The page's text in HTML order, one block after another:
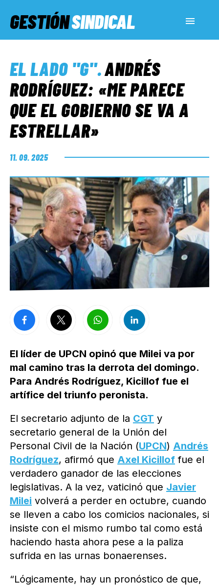
GESTIÓNSINDICAL
SERVICIOS SOCIALES
INFORMES ESPECIALES
FUERA DE MEGÁFONO
EL LADO «G»
EL LADO "G".ANDRÉS
RODRÍGUEZ: «ME PARECE
QUE EL GOBIERNO SE VA A
ESTRELLAR»
11. 09. 2025
El líder de UPCN opinó que Milei va por
mal camino tras la derrota del domingo.
Para Andrés Rodríguez, Kicillof fue el
artífice del triunfo peronista.
El secretario adjunto de la CGT y
secretario general de la Unión del
Personal Civil de la Nación (UPCN) Andrés
Rodríguez, afirmó que Axel Kicillof fue el
verdadero ganador de las elecciones
legislativas. A la vez, vaticinó que Javier
Milei volverá a perder en octubre, cuando
se lleven a cabo los comicios nacionales, si
insiste con el mismo rumbo tal como está
haciendo hasta ahora pese a la paliza
sufrida en las urnas bonaerenses.
“Lógicamente, hay un pronóstico de que,